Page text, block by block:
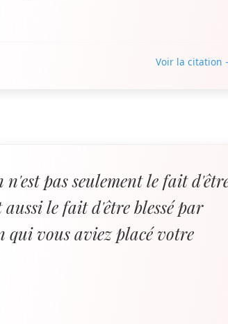
Voir la citation
n'est pas seulement le fait
aussi le fait d'être blessé par
qui vous aviez placé votre